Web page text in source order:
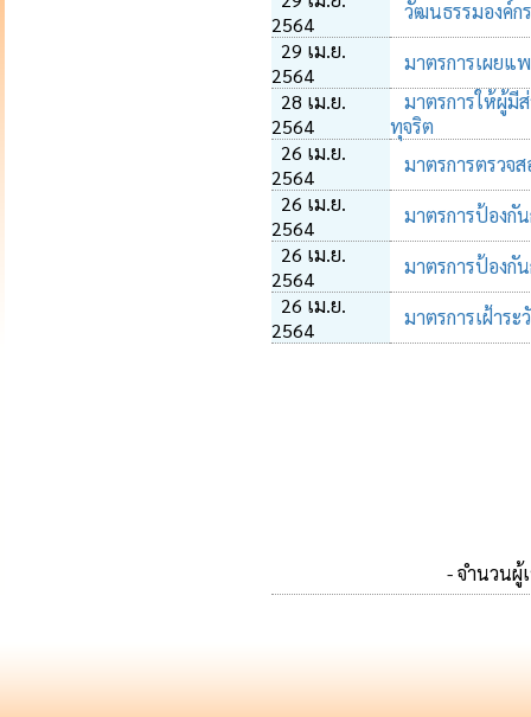
2564
วัฒนธรรมองค์ก
29 เม.ย.
2564
มาตรการเผยแ
28 เม.ย.
2564
มาตรการให้ผู้มี
ทุจริต
26 เม.ย.
2564
มาตรการตรวจ
26 เม.ย.
2564
มาตรการป้องกั
26 เม.ย.
2564
มาตรการป้องกั
26 เม.ย.
2564
มาตรการเฝ้าร
- จำนวนผู้